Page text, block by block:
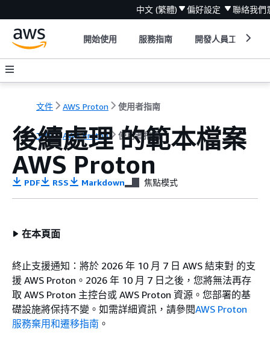
中文 (繁體) 偏好設定 聯絡我們
開始使用 服務指南 開發人員工具
文件 AWS Proton 使用者指南
文件 AWS Proton 使用者指南
後續處理 的範本檔案
AWS Proton
PDF RSS Markdown 焦點模式
在本頁面
終止支援通知：將於 2026 年 10 月 7 日 AWS 結束對 的支
援 AWS Proton。2026 年 10 月 7 日之後，您將無法再存
取 AWS Proton 主控台或 AWS Proton 資源。您部署的基
礎設施將保持不變。如需詳細資訊，請參閱AWS Proton
服務棄用和遷移指南 。